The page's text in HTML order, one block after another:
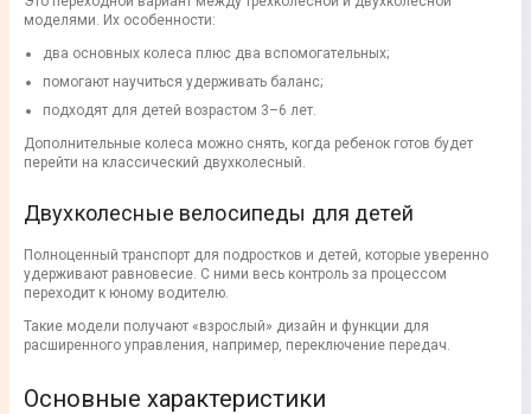
моделями. Их особенности:
два основных колеса плюс два вспомогательных;
помогают научиться удерживать баланс;
подходят для детей возрастом 3–6 лет.
Дополнительные колеса можно снять, когда ребенок готов будет
перейти на классический двухколесный.
Двухколесные велосипеды для детей
Полноценный транспорт для подростков и детей, которые уверенно
удерживают равновесие. С ними весь контроль за процессом
переходит к юному водителю.
Такие модели получают «взрослый» дизайн и функции для
расширенного управления, например, переключение передач.
Основные характеристики